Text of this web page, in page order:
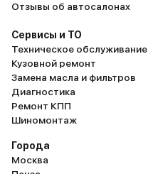
Отзывы об автосалонах
Сервисы и ТО
Техническое обслуживание
Кузовной ремонт
Замена масла и фильтров
Диагностика
Ремонт КПП
Шиномонтаж
Города
Москва